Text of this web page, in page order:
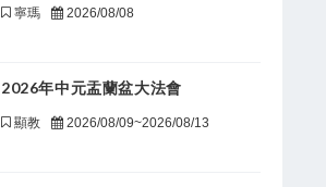
寧瑪 2026/08/08
2026年中元盂蘭盆大法會
顯教 2026/08/09~2026/08/13